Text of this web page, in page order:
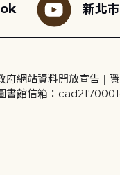
新北
府網站資料開放宣告 |
書館信箱：